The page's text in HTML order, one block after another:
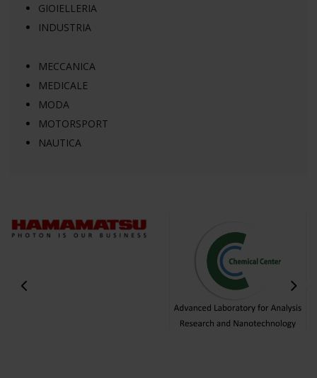
GIOIELLERIA
INDUSTRIA
MECCANICA
MEDICALE
MODA
MOTORSPORT
NAUTICA